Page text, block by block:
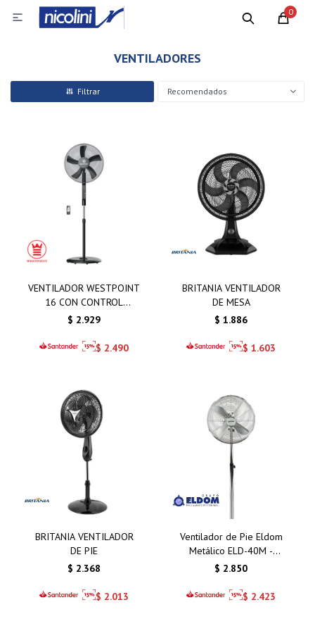
0

VENTILADORES
Recomendados
VENTILADOR WESTPOINT
16 CON CONTROL
REMOTO
$ 2.929
$ 2.490
BRITANIA VENTILADOR
DE MESA
$ 1.886
$ 1.603
BRITANIA VENTILADOR
DE PIE
$ 2.368
$ 2.013
Ventilador de Pie Eldom
Metálico ELD-40M -
Potencia y Frescura para
$ 2.850
$ 2.423